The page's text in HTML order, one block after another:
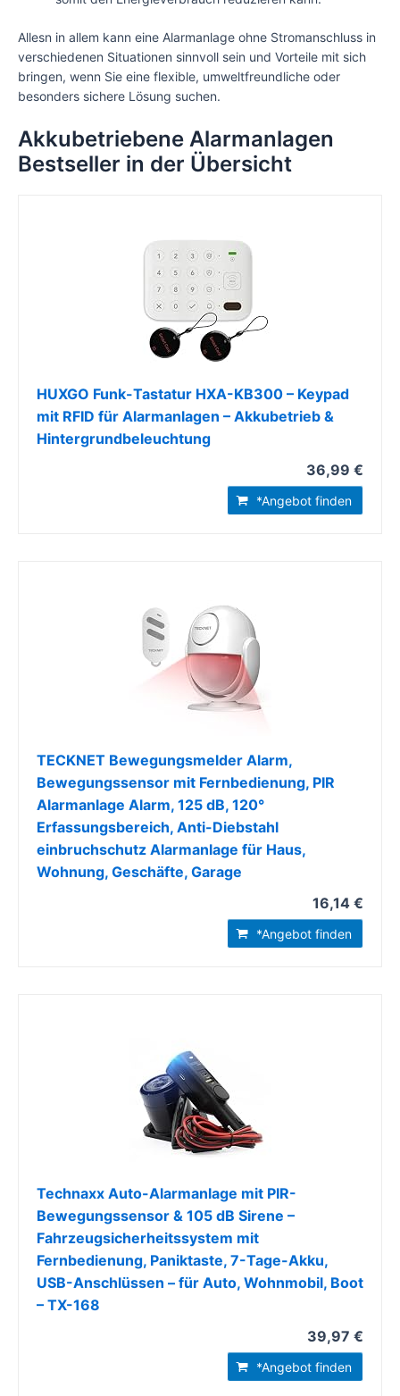
Allesn in allem kann eine Alarmanlage ohne Stromanschluss in
verschiedenen Situationen sinnvoll sein und Vorteile mit sich
bringen, wenn Sie eine flexible, umweltfreundliche oder
besonders sichere Lösung suchen.
Akkubetriebene Alarmanlagen
Bestseller in der Übersicht
HUXGO Funk-Tastatur HXA-KB300 – Keypad
mit RFID für Alarmanlagen – Akkubetrieb &
Hintergrundbeleuchtung
36,99 €
*Angebot finden
TECKNET Bewegungsmelder Alarm,
Bewegungssensor mit Fernbedienung, PIR
Alarmanlage Alarm, 125 dB, 120°
Erfassungsbereich, Anti-Diebstahl
einbruchschutz Alarmanlage für Haus,
Wohnung, Geschäfte, Garage
16,14 €
*Angebot finden
Technaxx Auto-Alarmanlage mit PIR-
Bewegungssensor & 105 dB Sirene –
Fahrzeugsicherheitssystem mit
Fernbedienung, Paniktaste, 7-Tage-Akku,
USB-Anschlüssen – für Auto, Wohnmobil, Boot
– TX-168
39,97 €
*Angebot finden